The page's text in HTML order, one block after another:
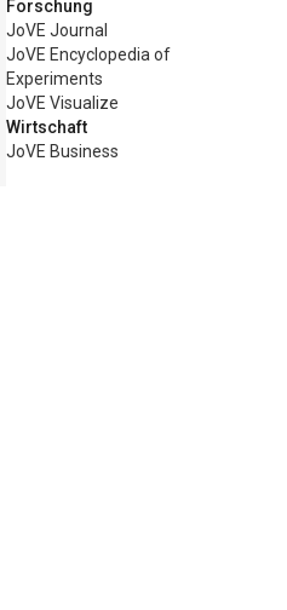
Forschung
JoVE Journal
JoVE Encyclopedia of
Experiments
JoVE Visualize
Wirtschaft
JoVE Business